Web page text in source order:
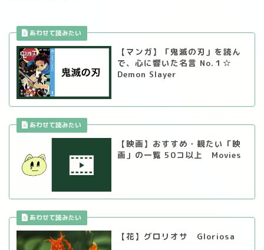
【マンガ】「鬼滅の刃」を読ん
で、心に響いた名言 No.１☆
Demon Slayer
【映画】おすすめ・観たい「映
画」の一覧 50コ以上 Movies
【花】グロリオサ Gloriosa